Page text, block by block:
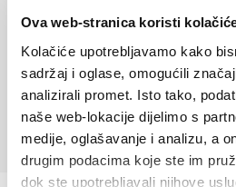
Ova web-stranica koristi
Kolačiće upotrebljavamo kako
sadržaj i oglase, omogućili
analizirali promet. Isto tako,
naše web-lokacije dijelimo s
medije, oglašavanje i analizu, a
drugim podacima koje ste im
dok ste upotrebljavali njihove